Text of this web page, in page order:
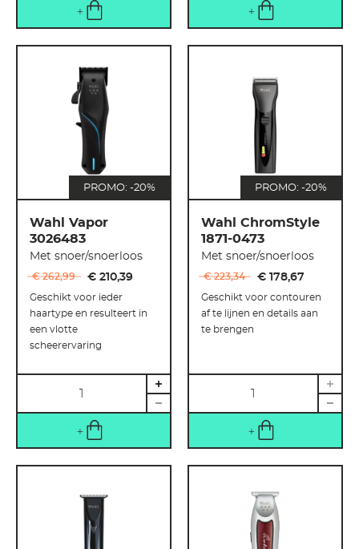
PROMO: -20%
Wahl Vapor
3026483
Met snoer/snoerloos
€ 262,99 € 210,39
Geschikt voor ieder
haartype en resulteert in
een vlotte
scheerervaring
PROMO: -20%
Wahl ChromStyle
1871-0473
Met snoer/snoerloos
€ 223,34 € 178,67
Geschikt voor contouren
af te lijnen en details aan
te brengen